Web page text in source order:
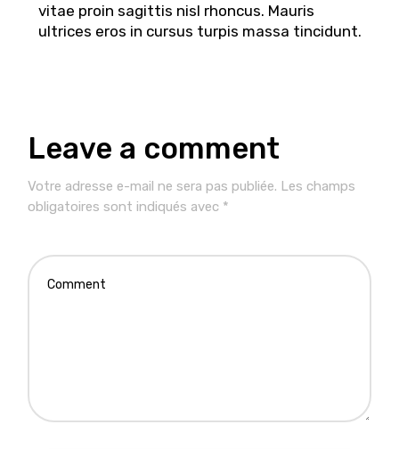
vitae proin sagittis nisl rhoncus. Mauris
ultrices eros in cursus turpis massa tincidunt.
Leave a comment
Votre adresse e-mail ne sera pas publiée. Les champs
obligatoires sont indiqués avec *